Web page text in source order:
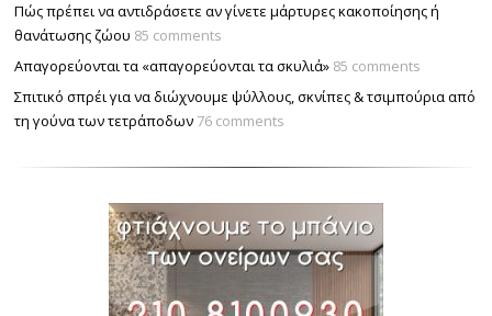
Πώς πρέπει να αντιδράσετε αν γίνετε μάρτυρες κακοποίησης ή
θανάτωσης ζώου 85 comments
Απαγορεύονται τα «απαγορεύονται τα σκυλιά» 85 comments
Σπιτικό σπρέι για να διώχνουμε ψύλλους, σκνίπες & τσιμπούρια από
τη γούνα των τετράποδων 76 comments